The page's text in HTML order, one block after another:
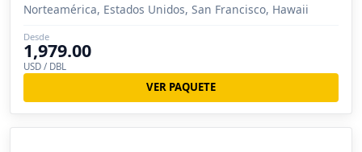
Norteamérica, Estados Unidos, San Francisco, Hawaii
Desde
1,979.00
USD / DBL
VER PAQUETE